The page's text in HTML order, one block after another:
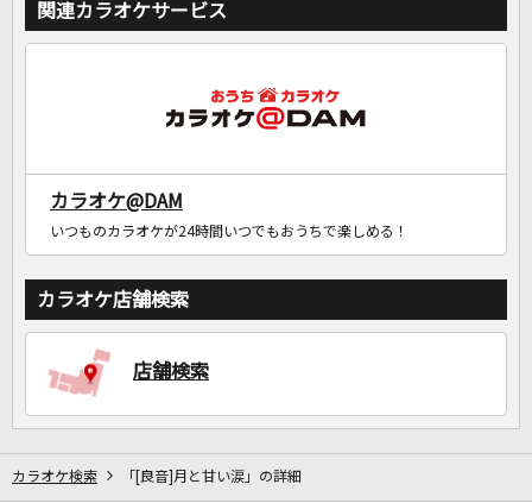
関連カラオケサービス
カラオケ@DAM
いつものカラオケが24時間いつでもおうちで楽しめる！
カラオケ店舗検索
店舗検索
カラオケ検索 「[良音]月と甘い涙」の詳細